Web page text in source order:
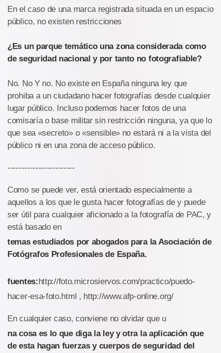
En el caso de una marca registrada situada en un espacio
público, no existen restricciones
¿Es un parque temático una zona considerada como
de seguridad nacional y por tanto no fotografiable?
No. No Y no. No existe en España ninguna ley que
prohiba a un ciudadano hacer fotografías desde cualquier
lugar público. Incluso podemos hacer fotos de una
comisaría o base militar sin restricción ninguna, ya que lo
que sea «secreto» o «sensible» no estará ni a la vista del
público ni en una zona de acceso público.
------------------------
Como se puede ver, está orientado especialmente a
aquellos a los que le gusta hacer fotografías de y puede
ser útil para cualquier aficionado a la fotografía de PAC, y
está basado en
temas estudiados por abogados para la Asociación de
Fotógrafos Profesionales de España.
fuentes:http://foto.microsiervos.com/practico/puedo-
hacer-esa-foto.html , http://www.afp-online.org/
En cualquier caso, conviene no olvidar que u
na cosa es lo que diga la ley y otra la aplicación que
de esta hagan fuerzas y cuerpos de seguridad del